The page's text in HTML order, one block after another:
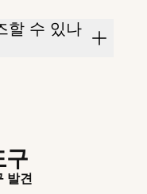
할 수 있나
구
발견